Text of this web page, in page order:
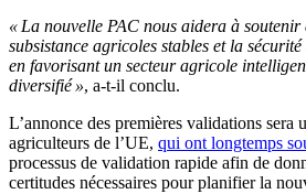
« La nouvelle PAC nous aidera à soutenir
subsistance agricoles stables et la
en favorisant un secteur agricole
diversifié », a-t-il conclu.
L’annonce des premières validations sera
agriculteurs de l’UE, qui ont longtemps
processus de validation rapide afin de
certitudes nécessaires pour planifier la